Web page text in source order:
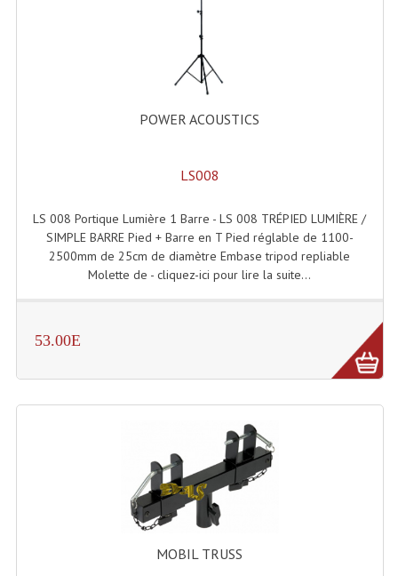
Lecteurs Cd À Plats Lecteur MP3
Lecteurs Double Cd Mixage Intégrée
Lecteurs Double Cd MP3
Minidisc
Digital Package Et Logiciel
Enregistreur Numérique
Microphones Scène Et Studio
Microphones Filaires
Micro Sans Fil HF VHF 200MHZ
Micro Sans Fil HF UHF 800MHZ
Micros De Studio
POWER ACOUSTICS
LS008
LS 008 Portique Lumière 1 Barre - LS 008 TRÉPIED LUMIÈRE /
SIMPLE BARRE Pied + Barre en T Pied réglable de 1100-
2500mm de 25cm de diamètre Embase tripod repliable
Molette de - cliquez-ici pour lire la suite...
53.00E
MOBIL TRUSS